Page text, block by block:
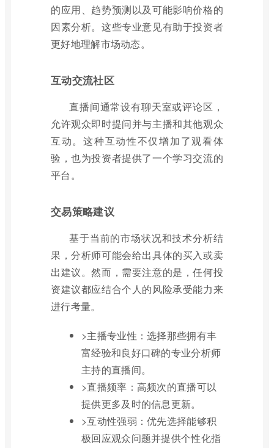
的应用、趋势预测以及可能影响价格的
因素分析。这些专业意见有助于投资者
更好地理解市场动态。
互动交流社区
直播间通常设有聊天室或评论区，
允许观众即时提问并与主播和其他观众
互动。这种互动性不仅增加了观看体
验，也为投资者提供了一个学习交流的
平台。
交易策略建议
基于当前的市场状况和技术分析结
果，分析师可能会给出具体的买入或卖
出建议。然而，需要注意的是，任何投
资建议都应结合个人的风险承受能力来
进行考量。
>主播专业性：选择那些拥有丰
富经验和良好口碑的专业分析师
主持的直播间。
>直播频率：高频次的直播可以
提供更多及时的信息更新。
>互动性强弱：优先选择能够积
极回应观众问题并提供个性化指